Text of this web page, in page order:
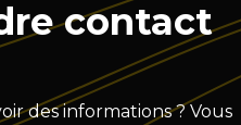
contact
des informations ? Vous